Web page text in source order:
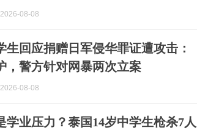
08-08
生回应捐赠日军侵华罪证遭攻击：
，警方针对网暴两次立案
08-08
学业压力？泰国14岁中学生枪杀7人